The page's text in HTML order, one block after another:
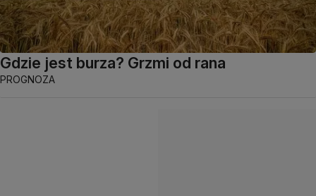
Gdzie jest burza? Grzmi od rana
PROGNOZA